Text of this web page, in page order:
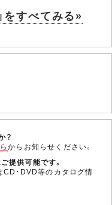
をすべてみる»
？
からお知らせください。
提供可能です。
・DVD等のカタログ情